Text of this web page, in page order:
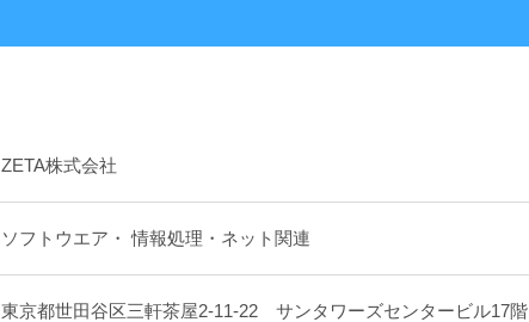
ZETA株式会社
ソフトウエア・ 情報処理・ネット関連
東京都世田谷区三軒茶屋2-11-22 サンタワーズセンタービル17階